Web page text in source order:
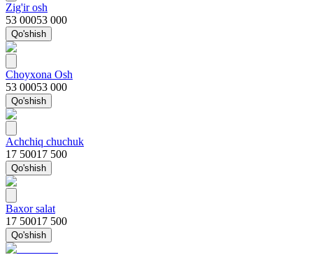
Zig'ir osh
53 00053 000
Qo'shish
Choyxona Osh
53 00053 000
Qo'shish
Achchiq chuchuk
17 50017 500
Qo'shish
Baxor salat
17 50017 500
Qo'shish